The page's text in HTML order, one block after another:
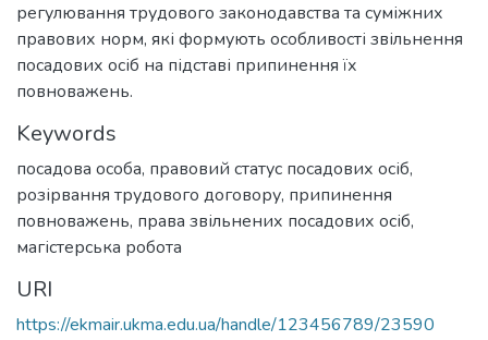
регулювання трудового законодавства та суміжних
правових норм, які формують особливості звільнення
посадових осіб на підставі припинення їх
повноважень.
Keywords
посадова особа, правовий статус посадових осіб,
розірвання трудового договору, припинення
повноважень, права звільнених посадових осіб,
магістерська робота
URI
https://ekmair.ukma.edu.ua/handle/123456789/23590